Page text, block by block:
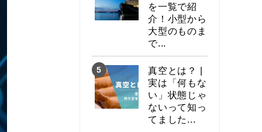
を一覧で紹
介！小型から
大型のものま
で...
真空とは？ |
実は「何もな
い」状態じゃ
ないって知っ
てました...